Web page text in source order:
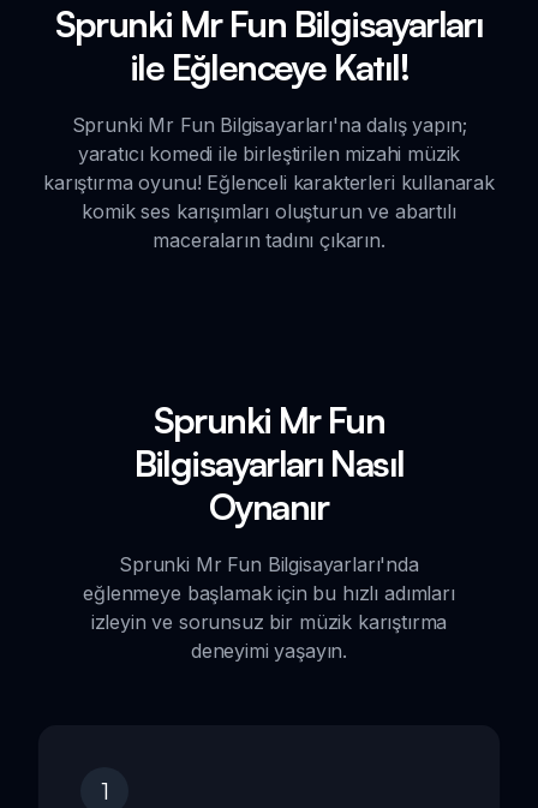
Sprunki Mr Fun Bilgisayarları
ile Eğlenceye Katıl!
Sprunki Mr Fun Bilgisayarları'na dalış yapın;
yaratıcı komedi ile birleştirilen mizahi müzik
karıştırma oyunu! Eğlenceli karakterleri kullanarak
komik ses karışımları oluşturun ve abartılı
maceraların tadını çıkarın.
Sprunki Mr Fun
Bilgisayarları Nasıl
Oynanır
Sprunki Mr Fun Bilgisayarları'nda
eğlenmeye başlamak için bu hızlı adımları
izleyin ve sorunsuz bir müzik karıştırma
deneyimi yaşayın.
1